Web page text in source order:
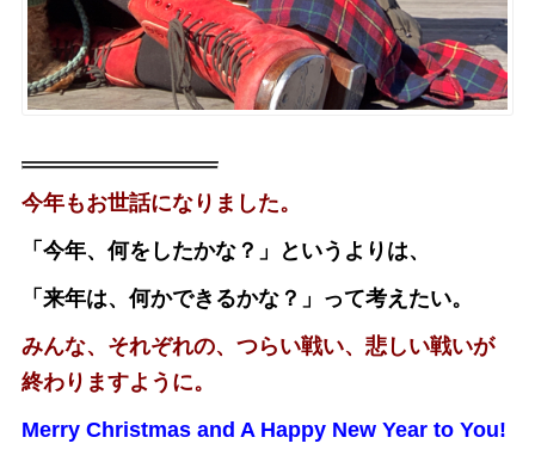
今年もお世話になりました。
「今年、何をしたかな？」というよりは、
「来年は、何かできるかな？」って考えたい。
みんな、それぞれの、つらい戦い、悲しい戦いが
終わりますように。
Merry Christmas and A Happy New Year to You!